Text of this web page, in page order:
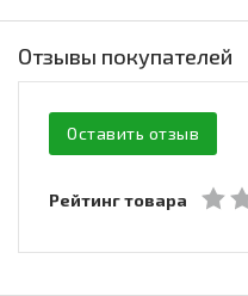
Отзывы покупателей
Оставить отзыв
Рейтинг товара